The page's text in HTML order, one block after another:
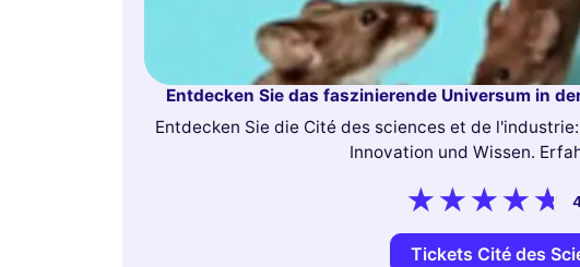
Entdecken Sie das faszinierende Universum in
Entdecken Sie die Cité des sciences et de
Innovation und Wissen.
Tickets Cité des